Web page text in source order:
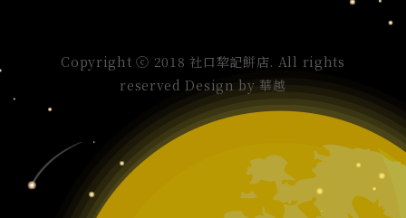
Copyright ⓒ 2018 社口犂記餅店. All rights
reserved Design by華越